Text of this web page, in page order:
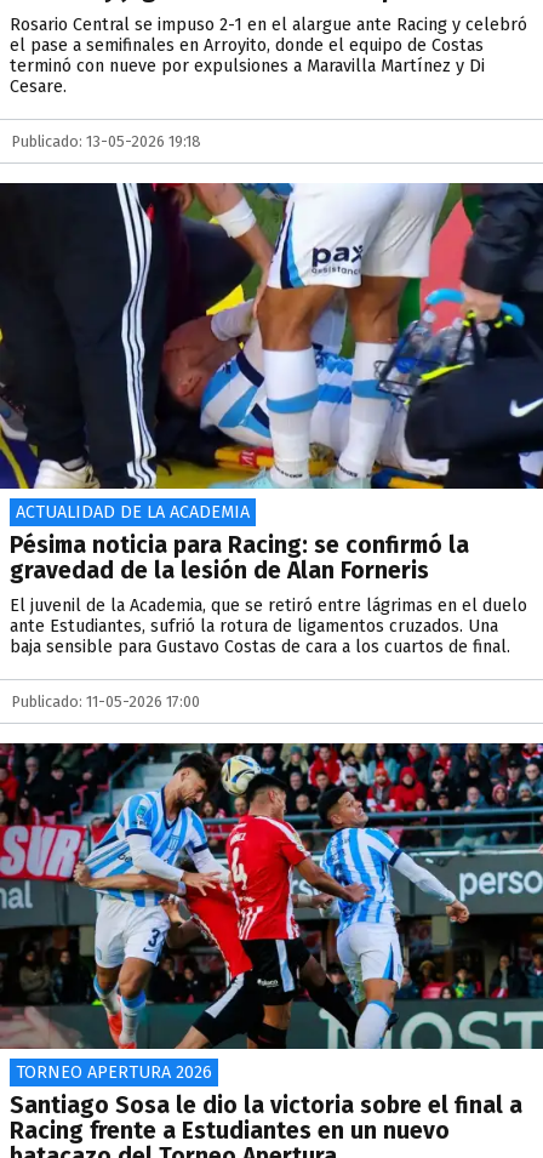
Rosario Central se impuso 2-1 en el alargue ante Racing y celebró
el pase a semifinales en Arroyito, donde el equipo de Costas
terminó con nueve por expulsiones a Maravilla Martínez y Di
Cesare.
Publicado: 13-05-2026 19:18
ACTUALIDAD DE LA ACADEMIA
Pésima noticia para Racing: se confirmó la
gravedad de la lesión de Alan Forneris
El juvenil de la Academia, que se retiró entre lágrimas en el duelo
ante Estudiantes, sufrió la rotura de ligamentos cruzados. Una
baja sensible para Gustavo Costas de cara a los cuartos de final.
Publicado: 11-05-2026 17:00
TORNEO APERTURA 2026
Santiago Sosa le dio la victoria sobre el final a
Racing frente a Estudiantes en un nuevo